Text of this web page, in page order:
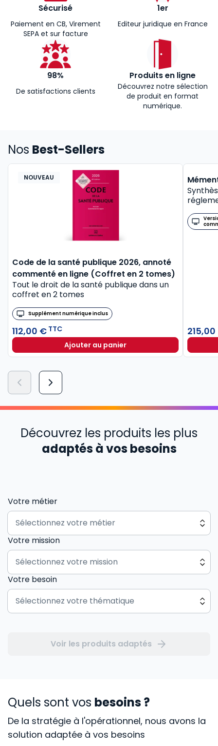
Sécurisé
Paiement en CB, Virement
SEPA et sur facture
1er
Editeur juridique en France
98%
De satisfactions clients
Produits en ligne
Découvrez notre sélection
de produit en format
numérique.
Nos Best-Sellers
NOUVEAU
Code de la santé publique 2026, annoté
commenté en ligne (Coffret en 2 tomes)
Tout le droit de la santé publique dans un
coffret en 2 tomes
Supplément numérique inclus
112,00 € TTC
Ajouter au panier
BEST-
Découvrez les produits les plus
adaptés à vos besoins
Votre métier
Votre mission
Votre besoin
Voir les produits adaptés
Quels sont vos besoins ?
De la stratégie à l'opérationnel, nous avons la
solution adaptée à vos besoins